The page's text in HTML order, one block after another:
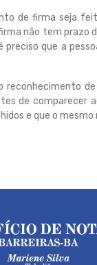
de firma seja
não tem prazo
preciso que a
reconhecimento
de
e que o